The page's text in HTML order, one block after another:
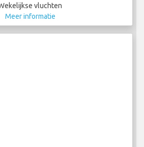
vluchten
Meer informatie